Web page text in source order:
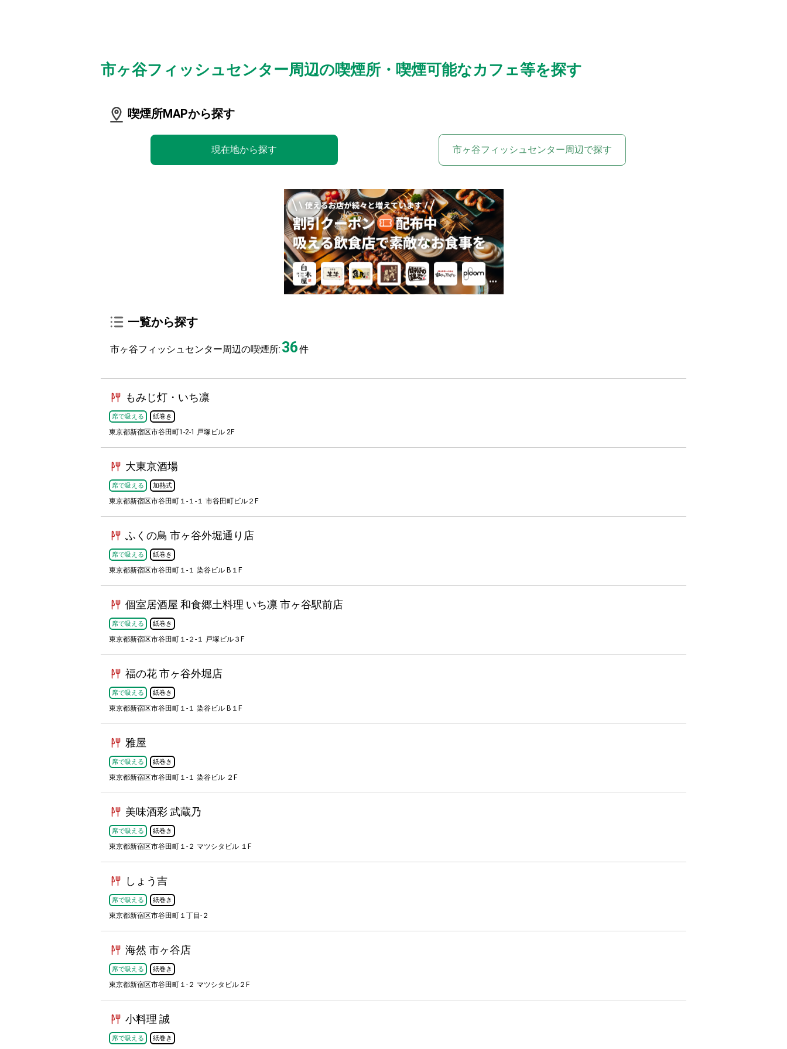
市ヶ谷フィッシュセンター周辺の喫煙所・喫煙可能なカフェ等を探す
喫煙所MAPから探す
現在地から探す 市ヶ谷フィッシュセンター周辺で探す
一覧から探す
市ヶ谷フィッシュセンター周辺の喫煙所: 36件
もみじ灯・いち凛
席で吸える 紙巻き
東京都新宿区市谷田町1-2-1 戸塚ビル 2F
大東京酒場
席で吸える 加熱式
東京都新宿区市谷田町１-１-１ 市谷田町ビル２F
ふくの鳥 市ヶ谷外堀通り店
席で吸える 紙巻き
東京都新宿区市谷田町１-１ 染谷ビル B１F
個室居酒屋 和食郷土料理 いち凛 市ヶ谷駅前店
席で吸える 紙巻き
東京都新宿区市谷田町１-２-１ 戸塚ビル３F
福の花 市ヶ谷外堀店
席で吸える 紙巻き
東京都新宿区市谷田町１-１ 染谷ビル B１F
雅屋
席で吸える 紙巻き
東京都新宿区市谷田町１-１ 染谷ビル ２F
美味酒彩 武蔵乃
席で吸える 紙巻き
東京都新宿区市谷田町１-２ マツシタビル １F
しょう吉
席で吸える 紙巻き
東京都新宿区市谷田町１丁目-２
海然 市ヶ谷店
席で吸える 紙巻き
東京都新宿区市谷田町１-２ マツシタビル２F
小料理 誠
席で吸える 紙巻き